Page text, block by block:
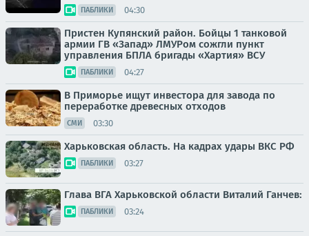
ПАБЛИКИ 04:30
Пристен Купянский район. Бойцы 1 танковой
армии ГВ «Запад» ЛМУРом сожгли пункт
управления БПЛА бригады «Хартия» ВСУ
ПАБЛИКИ 04:27
В Приморье ищут инвестора для завода по
переработке древесных отходов
СМИ 03:30
Харьковская область. На кадрах удары ВКС РФ
ПАБЛИКИ 03:27
Глава ВГА Харьковской области Виталий Ганчев:
ПАБЛИКИ 03:24